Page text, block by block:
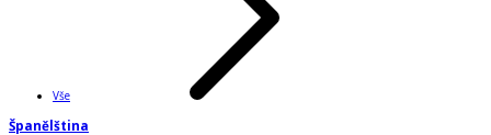
Vše
Španělština